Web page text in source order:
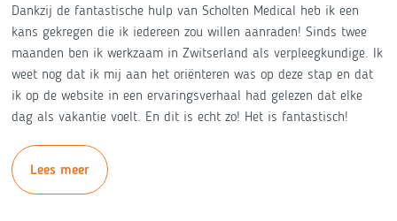
Dankzij de fantastische hulp van Scholten Medical heb ik een
kans gekregen die ik iedereen zou willen aanraden! Sinds twee
maanden ben ik werkzaam in Zwitserland als verpleegkundige. Ik
weet nog dat ik mij aan het oriënteren was op deze stap en dat
ik op de website in een ervaringsverhaal had gelezen dat elke
dag als vakantie voelt. En dit is echt zo! Het is fantastisch!
Lees meer